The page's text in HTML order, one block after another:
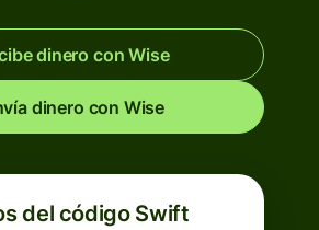
dinero con Wise
dinero con Wise
del código Swift